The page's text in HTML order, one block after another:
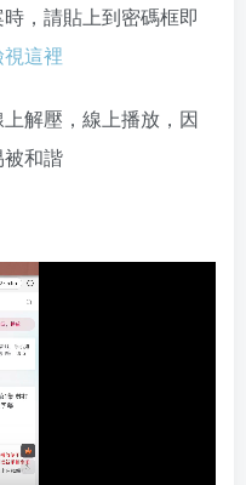
，請貼上到密碼框即
這裡
解壓，線上播放，因
和諧